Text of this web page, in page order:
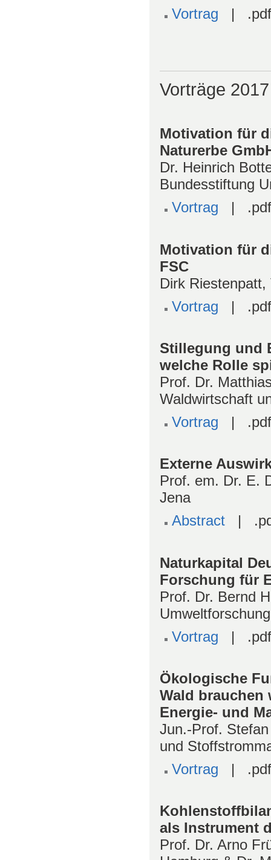
Vortrag |
Vorträge 2017
Motivation für
Naturerbe
Dr. Heinrich
Bundesstiftung
Vortrag |
Motivation für
FSC
Dirk
Vortrag |
Stillegung und
welche Rolle
Prof. Dr.
Waldwirtschaft
Vortrag |
Externe
Prof. em. Dr. E.
Jena
Abstract |
Naturkapital
Forschung für
Prof. Dr. Bernd
Vortrag |
Ökologische
Wald brauchen
Energie- und
Jun.-Prof.
und
Vortrag |
als Instrument
Prof. Dr. Arno